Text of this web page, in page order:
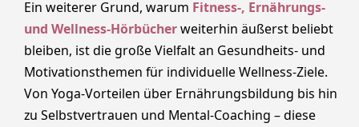
Ein weiterer Grund, warum Fitness-, Ernährungs-
und Wellness-Hörbücherweiterhin äußerst beliebt
bleiben, ist die große Vielfalt an Gesundheits- und
Motivationsthemen für individuelle Wellness-Ziele.
Von Yoga-Vorteilen über Ernährungsbildung bis hin
zu Selbstvertrauen und Mental-Coaching – diese